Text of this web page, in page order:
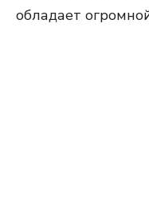
обладает